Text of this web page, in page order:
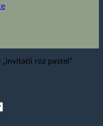
roz pastel”